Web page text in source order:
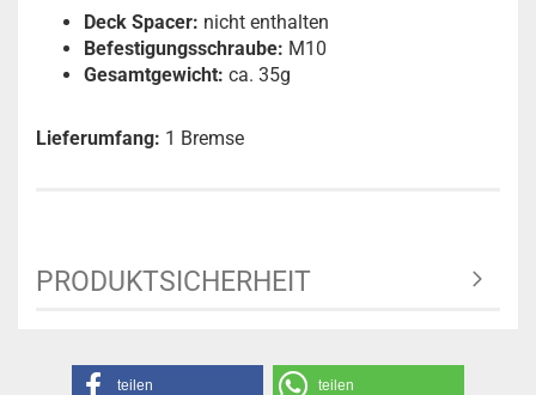
Deck Spacer: nicht enthalten
Befestigungsschraube: M10
Gesamtgewicht: ca. 35g
Lieferumfang: 1 Bremse
PRODUKTSICHERHEIT
teilen teilen